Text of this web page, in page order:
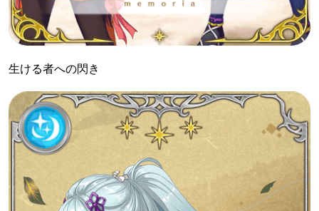
生ける者への閃き